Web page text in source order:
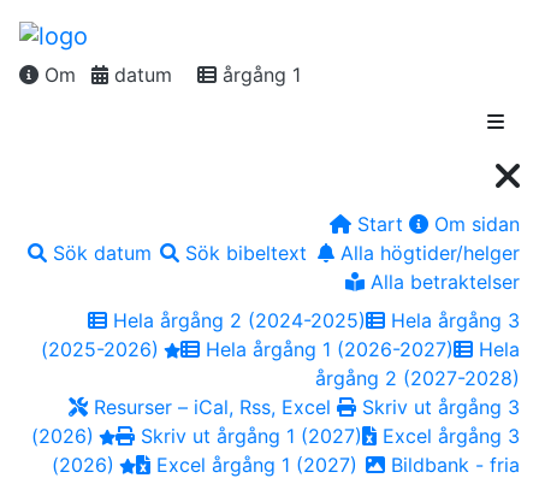
Om datum årgång 1
Start
Om sidan
Sök datum
Sök bibeltext
Alla högtider/helger
Alla betraktelser
Hela årgång 2 (2024-2025)
Hela årgång 3
(2025-2026)
Hela årgång 1 (2026-2027)
Hela
årgång 2 (2027-2028)
Resurser – iCal, Rss, Excel
Skriv ut årgång 3
(2026)
Skriv ut årgång 1 (2027)
Excel årgång 3
(2026)
Excel årgång 1 (2027)
Bildbank - fria